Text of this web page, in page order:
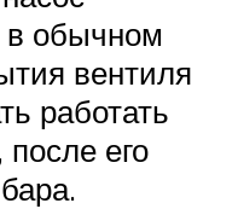
в обычном
вентиля
работать
его